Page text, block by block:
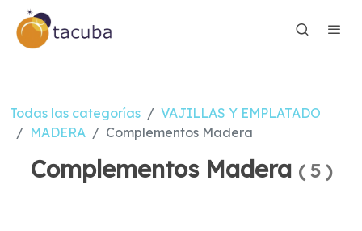
Todas las categorías
VAJILLAS Y EMPLATADO
MADERA
Complementos Madera
Complementos Madera ( 5 )